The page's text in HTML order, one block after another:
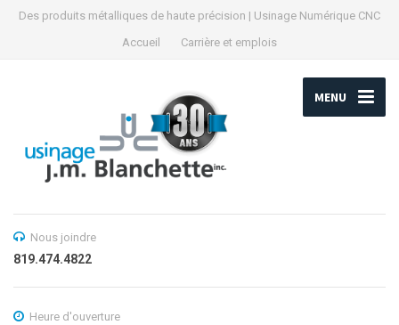
Des produits métalliques de haute précision | Usinage Numérique CNC
Accueil
Carrière et emplois
MENU
Nous joindre
819.474.4822
Heure d'ouverture